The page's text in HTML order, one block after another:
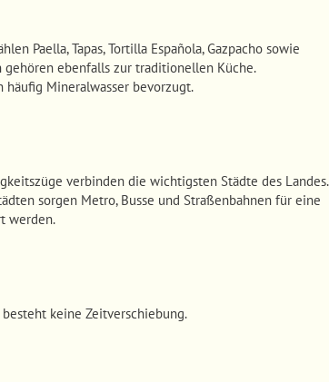
Paella, Tapas, Tortilla Española, Gazpacho sowie
ebenfalls zur traditionellen Küche.
Mineralwasser bevorzugt.
verbinden die wichtigsten Städte des Landes.
sorgen Metro, Busse und Straßenbahnen für eine
werden.
keine Zeitverschiebung.